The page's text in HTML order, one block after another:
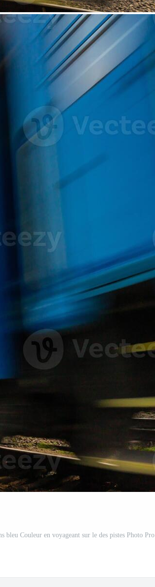
bleu Couleur en voyageant sur le des pistes Photo Pro